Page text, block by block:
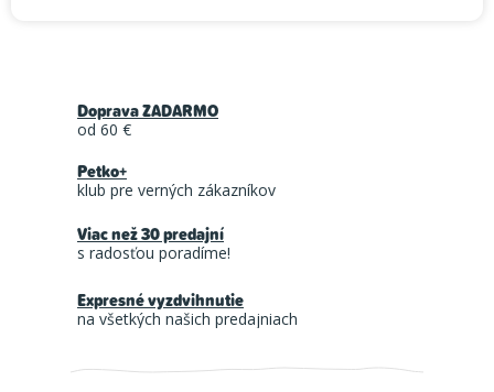
Doprava ZADARMO
od 60 €
Petko+
klub pre verných zákazníkov
Viac než 30 predajní
s radosťou poradíme!
Expresné vyzdvihnutie
na všetkých našich predajniach